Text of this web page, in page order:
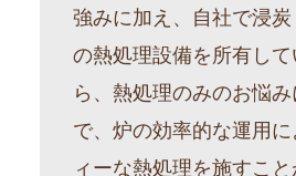
強みに加え、自社で浸
の熱処理設備を所有し
ら、熱処理のみのお悩
で、炉の効率的な運用
ィーな熱処理を施すこと